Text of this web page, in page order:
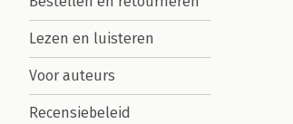
Lezen en luisteren
Voor auteurs
Recensiebeleid